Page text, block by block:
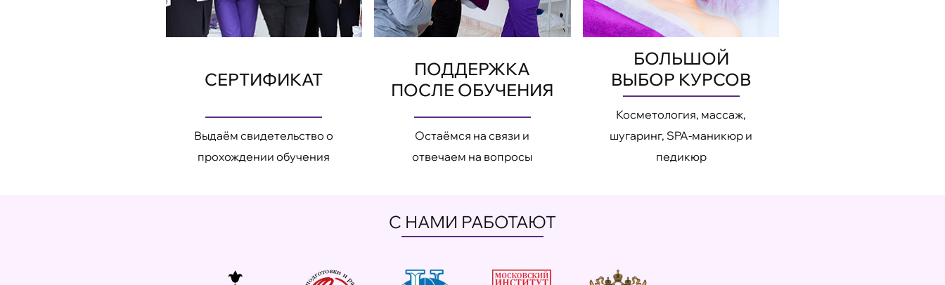
СЕРТИФИКАТ
Выдаём свидетельство о
прохождении обучения
ПОДДЕРЖКА
ПОСЛЕ ОБУЧЕНИЯ
Остаёмся на связи и
отвечаем на вопросы
БОЛЬШОЙ
ВЫБОР КУРСОВ
Косметология, массаж,
шугаринг, SPA-маникюр и
педикюр
С НАМИ РАБОТАЮТ